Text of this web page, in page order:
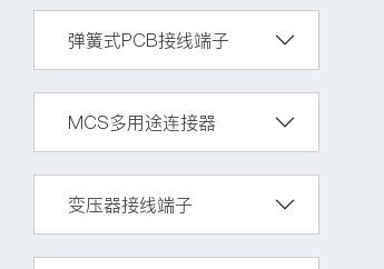
弹簧式PCB接线端子
MCS多用途连接器
变压器接线端子